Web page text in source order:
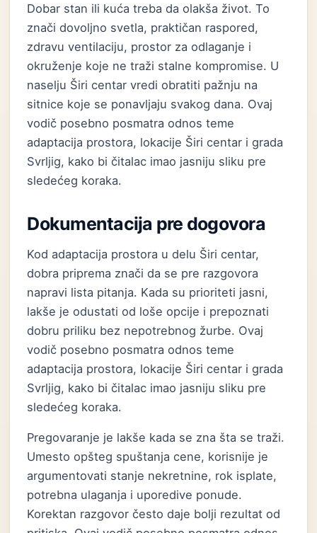
Dobar stan ili kuća treba da olakša život. To
znači dovoljno svetla, praktičan raspored,
zdravu ventilaciju, prostor za odlaganje i
okruženje koje ne traži stalne kompromise. U
naselju Širi centar vredi obratiti pažnju na
sitnice koje se ponavljaju svakog dana. Ovaj
vodič posebno posmatra odnos teme
adaptacija prostora, lokacije Širi centar i grada
Svrljig, kako bi čitalac imao jasniju sliku pre
sledećeg koraka.
Dokumentacija pre dogovora
Kod adaptacija prostora u delu Širi centar,
dobra priprema znači da se pre razgovora
napravi lista pitanja. Kada su prioriteti jasni,
lakše je odustati od loše opcije i prepoznati
dobru priliku bez nepotrebnog žurbe. Ovaj
vodič posebno posmatra odnos teme
adaptacija prostora, lokacije Širi centar i grada
Svrljig, kako bi čitalac imao jasniju sliku pre
sledećeg koraka.
Pregovaranje je lakše kada se zna šta se traži.
Umesto opšteg spuštanja cene, korisnije je
argumentovati stanje nekretnine, rok isplate,
potrebna ulaganja i uporedive ponude.
Korektan razgovor često daje bolji rezultat od